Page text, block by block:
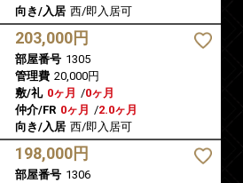
向き/入居 西/即入居可
203,000円
部屋番号 1305
管理費 20,000円
敷/礼 0ヶ月 /0ヶ月
仲介/FR 0ヶ月 /2.0ヶ月
向き/入居 西/即入居可
198,000円
部屋番号 1306